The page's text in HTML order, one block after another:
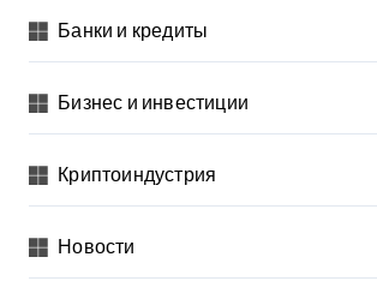
Банки и кредиты
Бизнес и инвестиции
Криптоиндустрия
Новости